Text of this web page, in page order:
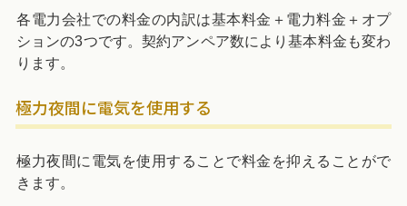
各電力会社での料金の内訳は基本料金＋電力料金＋オプ
ションの3つです。契約アンペア数により基本料金も変わ
ります。
極力夜間に電気を使用する
極力夜間に電気を使用することで料金を抑えることがで
きます。